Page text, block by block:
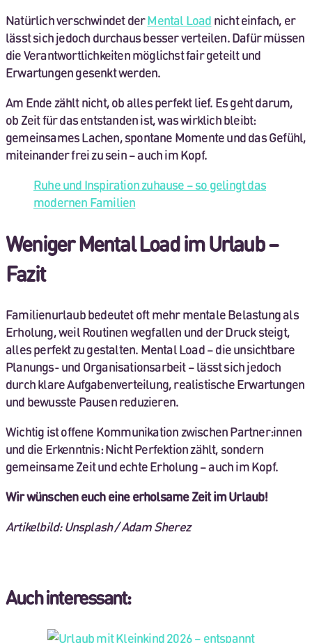
Natürlich verschwindet derMental Load nicht einfach, er
lässt sich jedoch durchaus besser verteilen. Dafür müssen
die Verantwortlichkeiten möglichst fair geteilt und
Erwartungen gesenkt werden.
Am Ende zählt nicht, ob alles perfekt lief. Es geht darum,
ob Zeit für das entstanden ist, was wirklich bleibt:
gemeinsames Lachen, spontane Momente und das Gefühl,
miteinander frei zu sein – auch im Kopf.
Ruhe und Inspiration zuhause – so gelingt das
modernen Familien
Weniger Mental Load im Urlaub –
Fazit
Familienurlaub bedeutet oft mehr mentale Belastung als
Erholung, weil Routinen wegfallen und der Druck steigt,
alles perfekt zu gestalten. Mental Load – die unsichtbare
Planungs- und Organisationsarbeit – lässt sich jedoch
durch klare Aufgabenverteilung, realistische Erwartungen
und bewusste Pausen reduzieren.
Wichtig ist offene Kommunikation zwischen Partner:innen
und die Erkenntnis: Nicht Perfektion zählt, sondern
gemeinsame Zeit und echte Erholung – auch im Kopf.
Wir wünschen euch eine erholsame Zeit im Urlaub!
Artikelbild: Unsplash / Adam Sherez
Auch interessant: